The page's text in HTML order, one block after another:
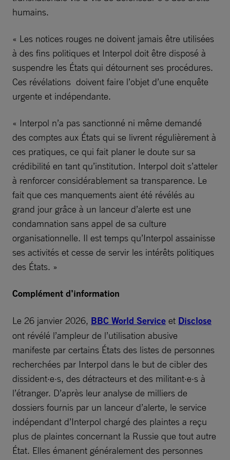
humains.
« Les notices rouges ne doivent jamais être utilisées
à des fins politiques et Interpol doit être disposé à
suspendre les États qui détournent ses procédures.
Ces révélations doivent faire l’objet d’une enquête
urgente et indépendante.
« Interpol n’a pas sanctionné ni même demandé
des comptes aux États qui se livrent régulièrement à
ces pratiques, ce qui fait planer le doute sur sa
crédibilité en tant qu’institution. Interpol doit s’atteler
à renforcer considérablement sa transparence. Le
fait que ces manquements aient été révélés au
grand jour grâce à un lanceur d’alerte est une
condamnation sans appel de sa culture
organisationnelle. Il est temps qu’Interpol assainisse
ses activités et cesse de servir les intérêts politiques
des États. »
Complément d’information
Le 26 janvier 2026, BBC World Service et Disclose
ont révélé l’ampleur de l’utilisation abusive
manifeste par certains États des listes de personnes
recherchées par Interpol dans le but de cibler des
dissident·e·s, des détracteurs et des militant·e·s à
l’étranger. D’après leur analyse de milliers de
dossiers fournis par un lanceur d’alerte, le service
indépendant d’Interpol chargé des plaintes a reçu
plus de plaintes concernant la Russie que tout autre
État. Elles émanent généralement des personnes